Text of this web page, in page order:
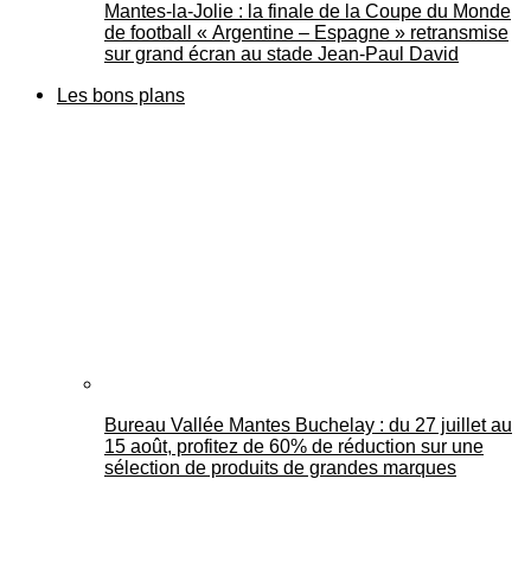
Mantes-la-Jolie : la finale de la Coupe du Monde
de football « Argentine – Espagne » retransmise
sur grand écran au stade Jean-Paul David
Les bons plans
Bureau Vallée Mantes Buchelay : du 27 juillet au
15 août, profitez de 60% de réduction sur une
sélection de produits de grandes marques